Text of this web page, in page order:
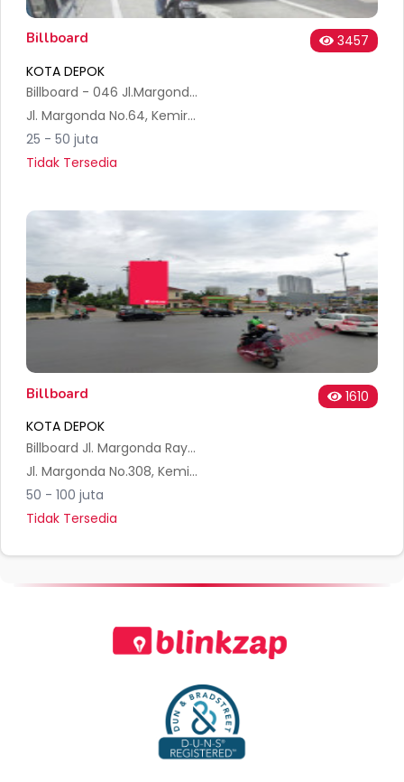
Billboard
3457
KOTA DEPOK
Billboard - 046 Jl.Margonda Raya Depok
Jl. Margonda No.64, Kemiri Muka, Kec. Pancoran Mas, Kota Depok, Jawa Barat 16431, Indonesia
25 - 50 juta
Tidak Tersedia
Billboard
1610
KOTA DEPOK
Billboard Jl. Margonda Raya (Pertigaan Juanda)
Jl. Margonda No.308, Kemiri Muka, Kecamatan Beji, Kota Depok, Jawa Barat 16431, Indonesia
50 - 100 juta
Tidak Tersedia